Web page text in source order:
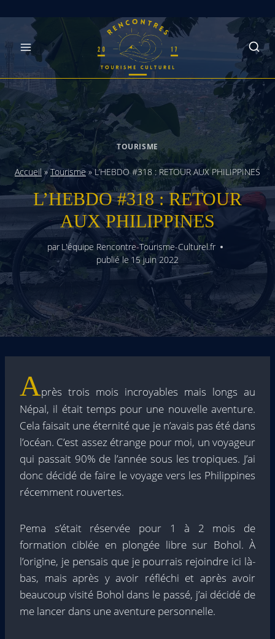
to
content
TOURISME
Accueil »Tourisme»L’HEBDO #318 : RETOUR AUX PHILIPPINES
L’HEBDO #318 : RETOUR
AUX PHILIPPINES
par L'équipe Rencontre-Tourisme-Culturel.fr
publié le 15 juin 2022
Après trois mois incroyables mais longs au
Népal, il était temps pour une nouvelle aventure.
Cela faisait une éternité que je n’avais pas été dans
l’océan. C’est assez étrange pour moi, un voyageur
qui passait 90% de l’année sous les tropiques. J’ai
donc décidé de faire le voyage vers les Philippines
récemment rouvertes.
Pema s’était réservée pour 1 à 2 mois de
formation ciblée en plongée libre sur Bohol. À
l’origine, je pensais que je pourrais rejoindre ici là-
bas, mais après y avoir réfléchi et après avoir
beaucoup visité Bohol dans le passé, j’ai décidé de
me lancer dans une aventure personnelle.